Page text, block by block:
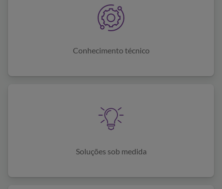
Conhecimento técnico
Soluções sob medida